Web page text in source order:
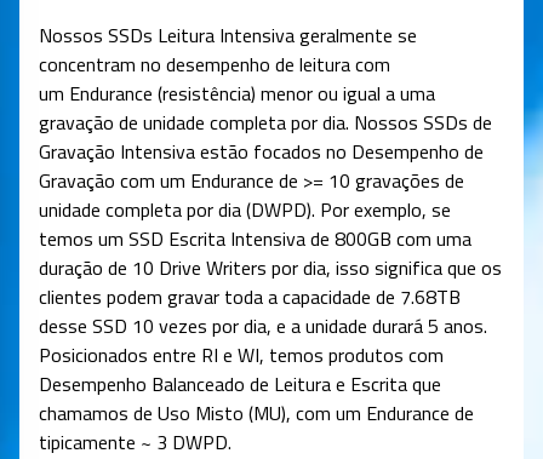
Nossos SSDs Leitura Intensiva geralmente se
concentram no desempenho de leitura com
um Endurance (resistência) menor ou igual a uma
gravação de unidade completa por dia. Nossos SSDs de
Gravação Intensiva estão focados no Desempenho de
Gravação com um Endurance de >= 10 gravações de
unidade completa por dia (DWPD). Por exemplo, se
temos um SSD Escrita Intensiva de 800GB com uma
duração de 10 Drive Writers por dia, isso significa que os
clientes podem gravar toda a capacidade de 7.68TB
desse SSD 10 vezes por dia, e a unidade durará 5 anos.
Posicionados entre RI e WI, temos produtos com
Desempenho Balanceado de Leitura e Escrita que
chamamos de Uso Misto (MU), com um Endurance de
tipicamente ~ 3 DWPD.